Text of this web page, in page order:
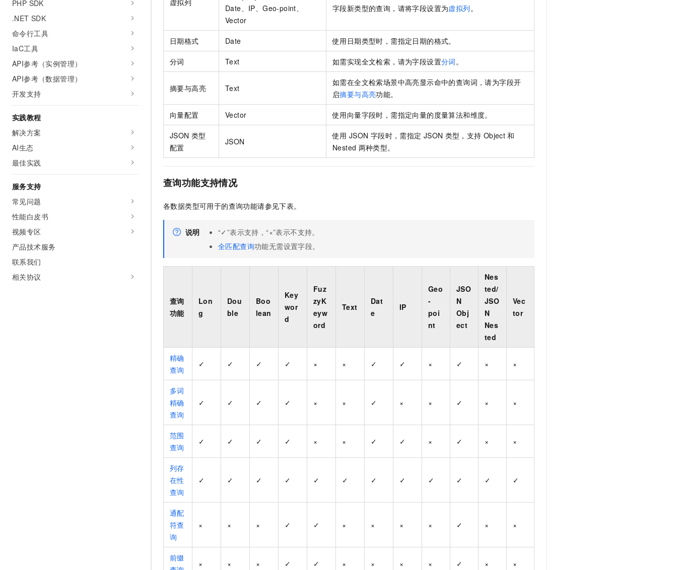
PHP SDK
.NET SDK
命令行工具
IaC工具
API参考（实例管理）
API参考（数据管理）
开发支持
实践教程
解决方案
AI生态
最佳实践
服务支持
常见问题
性能白皮书
视频专区
产品技术服务
联系我们
相关协议
虚拟列
Date、IP、Geo-point、
Vector
字段新类型的查询，请将字段设置为虚拟列。
日期格式 Date 使用日期类型时，需指定日期的格式。
分词 Text 如需实现全文检索，请为字段设置分词。
摘要与高亮 Text
如需在全文检索场景中高亮显示命中的查询词，请为字段开
启摘要与高亮功能。
向量配置 Vector 使用向量字段时，需指定向量的度量算法和维度。
JSON 类型
配置
JSON
使用 JSON 字段时，需指定 JSON 类型，支持 Object 和
Nested 两种类型。
查询功能支持情况
各数据类型可用于的查询功能请参见下表。
说明
“✓”表示支持，“×”表示不支持。
全匹配查询功能无需设置字段。
查询
功能
Lon
g
Dou
ble
Boo
lean
Key
wor
d
Fuz
zyK
eyw
ord
Text
Dat
e
IP
Geo
-
poi
nt
JSO
N
Obj
ect
Nes
ted/
JSO
N
Nes
ted
Vec
tor
精确
查询
✓ ✓ ✓ ✓ × × ✓ ✓ × ✓ × ×
多词
精确
查询
✓ ✓ ✓ ✓ × × ✓ × × ✓ × ×
范围
查询
✓ ✓ ✓ ✓ × × ✓ ✓ × ✓ × ×
列存
在性
查询
✓ ✓ ✓ ✓ ✓ ✓ ✓ ✓ ✓ ✓ ✓ ✓
通配
符查
询
× × × ✓ ✓ × × × × ✓ × ×
前缀
× × × ✓ ✓ × × × × ✓ × ×